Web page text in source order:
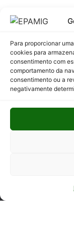
Para proporcionar
cookies para
consentimento com
comportamento da
consentimento ou a
negativamente